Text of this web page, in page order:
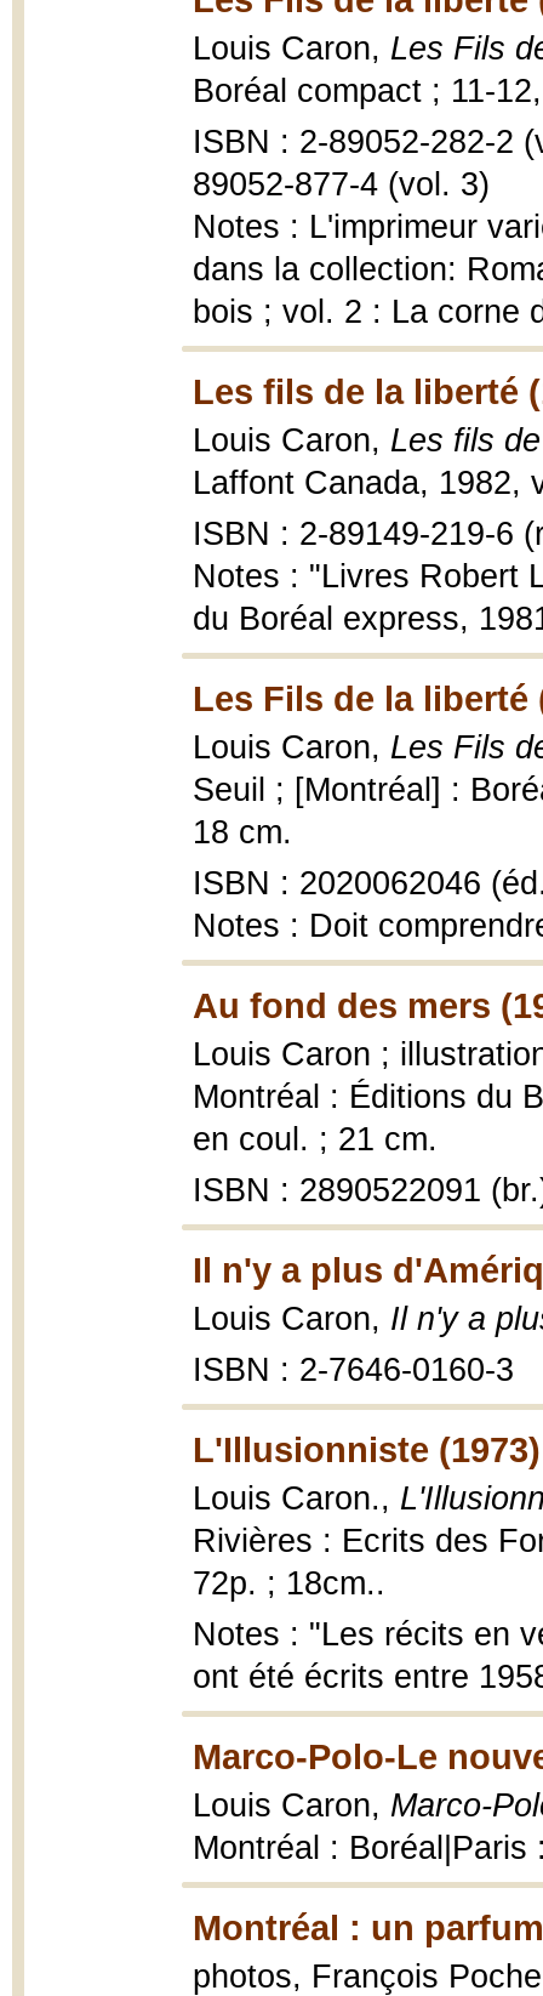
Louis Caron, Les Fils
Boréal compact ; 11-
ISBN : 2-89052-282-2
89052-877-4 (vol. 3)
Notes : L'imprimeur
dans la collection:
bois ; vol. 2 : La corne
Les fils de la liberté
Louis Caron, Les fils
Laffont Canada, 1982,
ISBN : 2-89149-219-6
Notes : "Livres Robert
du Boréal express,
Les Fils de la liberté
Louis Caron, Les Fils
Seuil ; [Montréal] :
18 cm.
ISBN : 2020062046
Notes : Doit
Au fond des mers
Louis Caron ;
Montréal : Éditions du
en coul. ; 21 cm.
ISBN : 2890522091
Il n'y a plus
Louis Caron, Il n'y a
ISBN : 2-7646-0160-3
L'Illusionniste (1973)
Louis Caron.,
Rivières : Ecrits des
72p. ; 18cm..
Notes : "Les récits en
ont été écrits entre
Marco-Polo-Le
Louis Caron, Marco-
Montréal : Boréal|Paris
Montréal : un
photos, François